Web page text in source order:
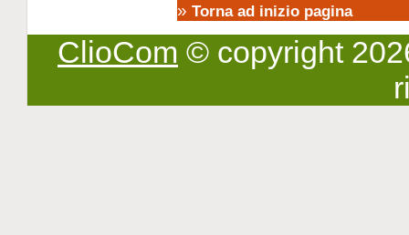
» Torna ad inizio pagina
ClioCom © copyright